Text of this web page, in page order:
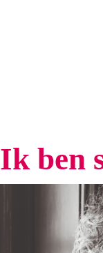
Ik ben